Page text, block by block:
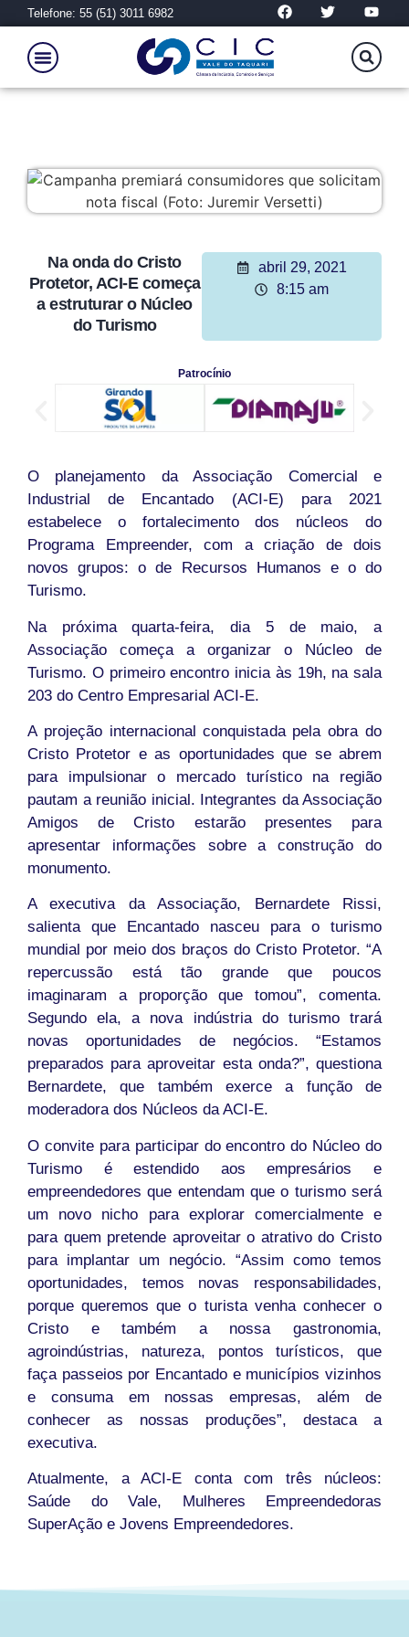
Telefone: 55 (51) 3011 6982
Na onda do Cristo
Protetor, ACI-E começa
a estruturar o Núcleo
do Turismo
abril 29, 2021
8:15 am
Patrocínio
O planejamento da Associação Comercial e
Industrial de Encantado (ACI-E) para 2021
estabelece o fortalecimento dos núcleos do
Programa Empreender, com a criação de dois
novos grupos: o de Recursos Humanos e o do
Turismo.
Na próxima quarta-feira, dia 5 de maio, a
Associação começa a organizar o Núcleo de
Turismo. O primeiro encontro inicia às 19h, na sala
203 do Centro Empresarial ACI-E.
A projeção internacional conquistada pela obra do
Cristo Protetor e as oportunidades que se abrem
para impulsionar o mercado turístico na região
pautam a reunião inicial. Integrantes da Associação
Amigos de Cristo estarão presentes para
apresentar informações sobre a construção do
monumento.
A executiva da Associação, Bernardete Rissi,
salienta que Encantado nasceu para o turismo
mundial por meio dos braços do Cristo Protetor. “A
repercussão está tão grande que poucos
imaginaram a proporção que tomou”, comenta.
Segundo ela, a nova indústria do turismo trará
novas oportunidades de negócios. “Estamos
preparados para aproveitar esta onda?”, questiona
Bernardete, que também exerce a função de
moderadora dos Núcleos da ACI-E.
O convite para participar do encontro do Núcleo do
Turismo é estendido aos empresários e
empreendedores que entendam que o turismo será
um novo nicho para explorar comercialmente e
para quem pretende aproveitar o atrativo do Cristo
para implantar um negócio. “Assim como temos
oportunidades, temos novas responsabilidades,
porque queremos que o turista venha conhecer o
Cristo e também a nossa gastronomia,
agroindústrias, natureza, pontos turísticos, que
faça passeios por Encantado e municípios vizinhos
e consuma em nossas empresas, além de
conhecer as nossas produções”, destaca a
executiva.
Atualmente, a ACI-E conta com três núcleos:
Saúde do Vale, Mulheres Empreendedoras
SuperAção e Jovens Empreendedores.